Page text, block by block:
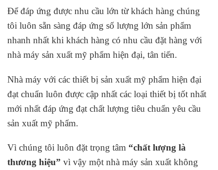
Để đáp ứng được nhu cầu lớn từ khách hàng chúng
tôi luôn sẵn sàng đáp ứng số lượng lớn sản phẩm
nhanh nhất khi khách hàng có nhu cầu đặt hàng với
nhà máy sản xuất mỹ phẩm hiện đại, tân tiến.
Nhà máy với các thiết bị sản xuất mỹ phẩm hiện đại
đạt chuẩn luôn được cập nhất các loại thiết bị tốt nhất
mới nhất đáp ứng đạt chất lượng tiêu chuẩn yêu cầu
sản xuất mỹ phẩm.
Vì chúng tôi luôn đặt trọng tâm “chất lượng là
thương hiệu” vì vậy một nhà máy sản xuất không